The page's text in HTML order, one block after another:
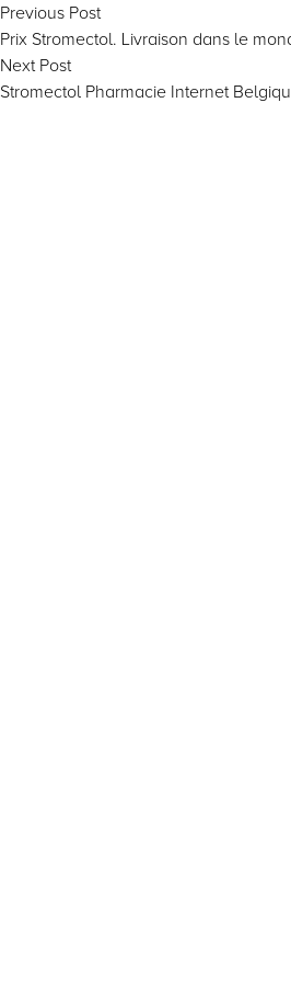
Post
navigation
Previous PostPrevious
post:
Prix Stromectol. Livraison dans le
Next PostNext
post:
Stromectol Pharmacie Internet